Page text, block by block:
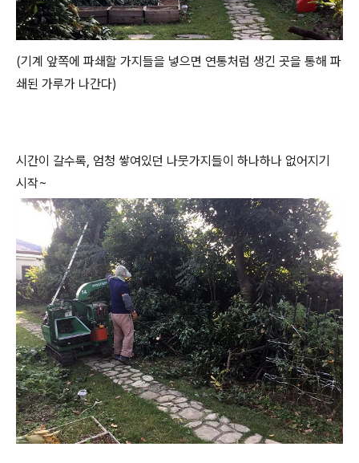
(기계 앞쪽에 파쇄할 가지들을 넣으면 연통처럼 생긴 곳을 통해 파
쇄된 가루가 나간다)
시간이 갈수록, 엄청 쌓여있던 나뭇가지들이 하나하나 없어지기
시작~